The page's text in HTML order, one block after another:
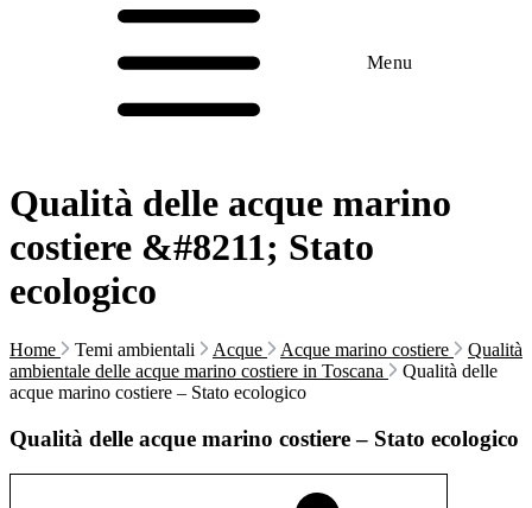
Menu
Qualità delle acque marino
costiere &#8211; Stato
ecologico
Home Temi ambientali Acque Acque marino costiere
Qualità
ambientale delle acque marino costiere in Toscana
Qualità delle
acque marino costiere – Stato ecologico
Qualità delle acque marino costiere – Stato ecologico